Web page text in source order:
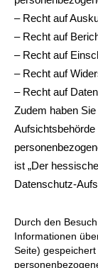
– Recht auf
– Recht auf
– Recht auf
– Recht auf
– Recht auf
Zudem haben
Aufsichtsbehörde
ist „Der
Datenschutz-
Durch den
Informationen
Seite)